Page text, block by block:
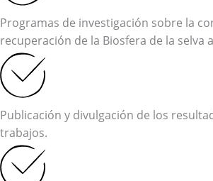
Programas de investigación sobre la
recuperación de la Biosfera de la selva
Publicación y divulgación de los
trabajos.